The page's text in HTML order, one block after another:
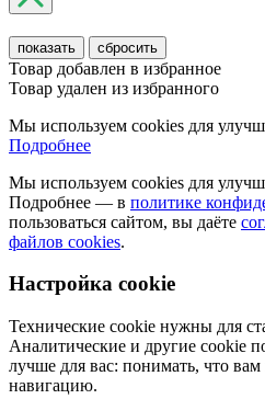
показать сбросить
Товар добавлен в избранное
Товар удален из избранного
Мы используем cookies для
Подробнее
Мы используем cookies для
Подробнее — в политике
пользоваться сайтом, вы даёте
файлов cookies.
Настройка cookie
Технические cookie нужны для
Аналитические и другие cookie
лучше для вас: понимать, что
навигацию.